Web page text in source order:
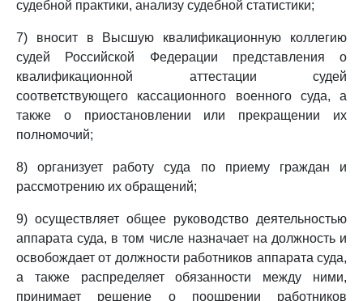
судебной практики, анализу судебной статистики;
7) вносит в Высшую квалификационную коллегию
судей Российской Федерации представления о
квалификационной аттестации судей
соответствующего кассационного военного суда, а
также о приостановлении или прекращении их
полномочий;
8) организует работу суда по приему граждан и
рассмотрению их обращений;
9) осуществляет общее руководство деятельностью
аппарата суда, в том числе назначает на должность и
освобождает от должности работников аппарата суда,
а также распределяет обязанности между ними,
принимает решение о поощрении работников